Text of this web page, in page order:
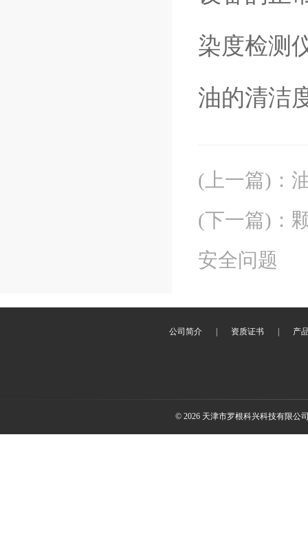
染度检测
油的清洁
(上一篇) ：
(下一篇) ：
安全问题
公司简介 资质证书 产
© 2026 天津市罗根科兴科技有限公